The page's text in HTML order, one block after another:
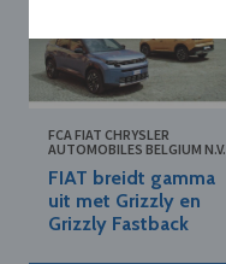
FCA FIAT CHRYSLER
AUTOMOBILES BELGIUM N.V.
FIAT breidt gamma
uit met Grizzly en
Grizzly Fastback